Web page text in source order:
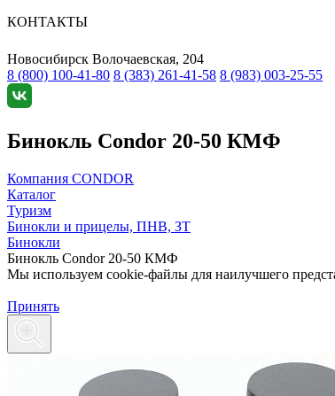
КОНТАКТЫ
Новосибирск Волочаевская, 204
8 (800) 100-41-80 8 (383) 261-41-58 8 (983) 003-25-55
Бинокль Condor 20-50 КМФ
Компания CONDOR
Каталог
Туризм
Бинокли и прицелы, ПНВ, ЗТ
Бинокли
Бинокль Condor 20-50 КМФ
Мы используем cookie-файлы для наилучшего
Принять